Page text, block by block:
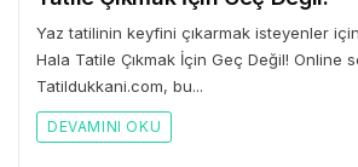
Yaz tatilinin keyfini çıkarmak isteyenler
Hala Tatile Çıkmak İçin Geç Değil! Online
Tatildukkani.com, bu...
DEVAMINI OKU